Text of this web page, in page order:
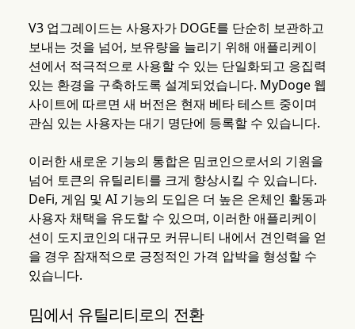
V3 업그레이드는 사용자가 DOGE를 단순히 보관하고
보내는 것을 넘어, 보유량을 늘리기 위해 애플리케이
션에서 적극적으로 사용할 수 있는 단일화되고 응집력
있는 환경을 구축하도록 설계되었습니다. MyDoge 웹
사이트에 따르면 새 버전은 현재 베타 테스트 중이며
관심 있는 사용자는 대기 명단에 등록할 수 있습니다.
이러한 새로운 기능의 통합은 밈코인으로서의 기원을
넘어 토큰의 유틸리티를 크게 향상시킬 수 있습니다.
DeFi, 게임 및 AI 기능의 도입은 더 높은 온체인 활동과
사용자 채택을 유도할 수 있으며, 이러한 애플리케이
션이 도지코인의 대규모 커뮤니티 내에서 견인력을 얻
을 경우 잠재적으로 긍정적인 가격 압박을 형성할 수
있습니다.
밈에서 유틸리티로의 전환